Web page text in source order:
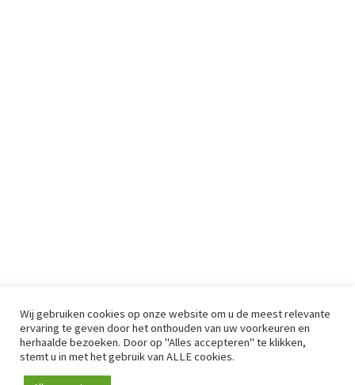
Wij gebruiken cookies op onze website om u de meest relevante
ervaring te geven door het onthouden van uw voorkeuren en
herhaalde bezoeken. Door op "Alles accepteren" te klikken,
stemt u in met het gebruik van ALLE cookies.